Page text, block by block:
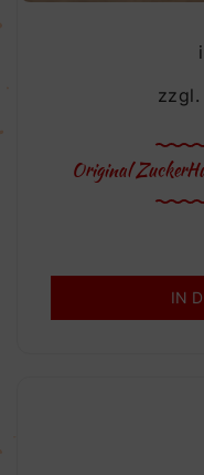
zzgl.
Original
IN